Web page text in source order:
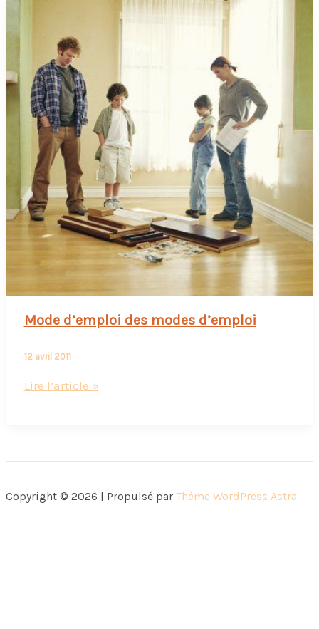
Mode d’emploi des modes d’emploi
12 avril 2011
Mode
d’emploi
Lire l’article »
Copyright © 2026 | Propulsé par Thème WordPress Astra